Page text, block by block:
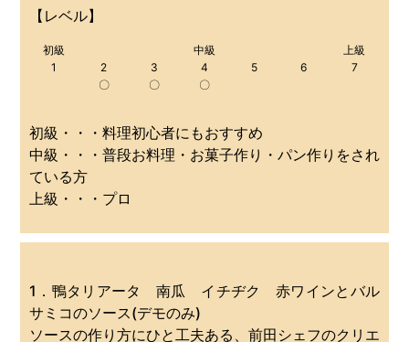
【レベル】
初級 中級
上級
1
2 3 4 5 6
7
〇
〇 〇
初級・・・料理初心者にもおすすめ
中級・・・普段お料理・お菓子作り・パン作りをされ
ている方
上級・・・プロ
1．鴨タリアータ 南瓜 イチヂク 赤ワインとバル
サミコのソース(デモのみ)
ソースの作り方にひと工夫ある、前田シェフのクリエ